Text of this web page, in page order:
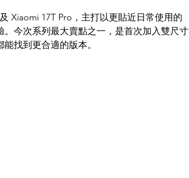
Xiaomi 17T Pro，主打以更貼近日常使用的
今次系列最大賣點之一，是首次加入雙尺寸
找到更合適的版本。